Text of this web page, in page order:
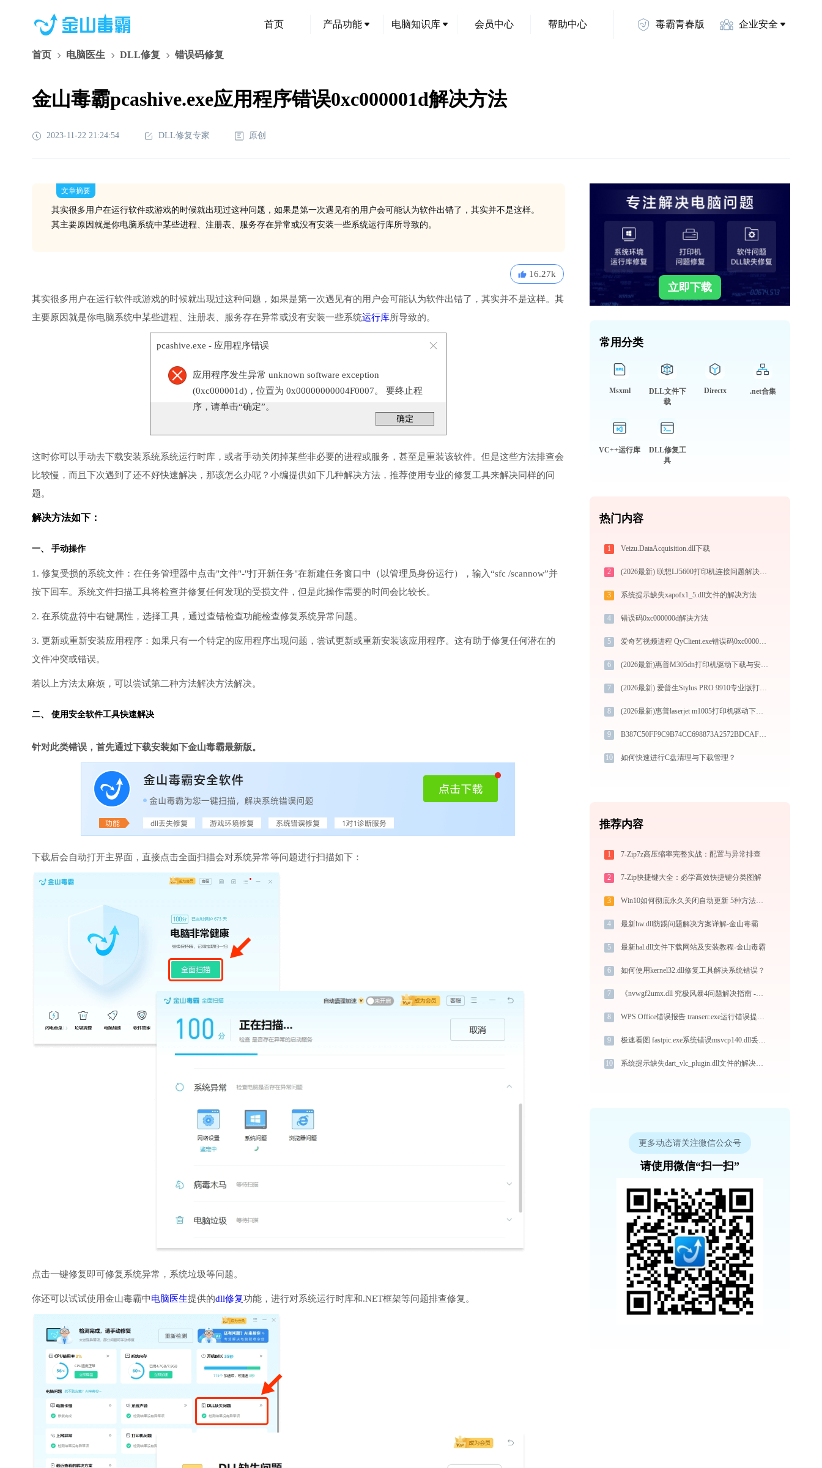
首页 产品功能 电脑知识库 会员中心 帮助中心 毒霸青春版 企业安全
首页 电脑医生 DLL修复 错误码修复
金山毒霸pcashive.exe应用程序错误0xc000001d解决方法
2023-11-22 21:24:54 DLL修复专家 原创
文章摘要
其实很多用户在运行软件或游戏的时候就出现过这种问题，如果是第一次遇见有的用户会可能认为软件出错了，其实并不是这样。
其主要原因就是你电脑系统中某些进程、注册表、服务存在异常或没有安装一些系统运行库所导致的。
16.27k
其实很多用户在运行软件或游戏的时候就出现过这种问题，如果是第一次遇见有的用户会可能认为软件出错了，其实并不是这样。其
主要原因就是你电脑系统中某些进程、注册表、服务存在异常或没有安装一些系统运行库所导致的。
pcashive.exe - 应用程序错误
应用程序发生异常 unknown software exception
(0xc000001d)，位置为 0x00000000004F0007。 要终止程
序，请单击“确定”。
这时你可以手动去下载安装系统系统运行时库，或者手动关闭掉某些非必要的进程或服务，甚至是重装该软件。但是这些方法排查会
比较慢，而且下次遇到了还不好快速解决，那该怎么办呢？小编提供如下几种解决方法，推荐使用专业的修复工具来解决同样的问
题。
解决方法如下：
一、 手动操作
1. 修复受损的系统文件：在任务管理器中点击"文件"-"打开新任务"在新建任务窗口中（以管理员身份运行），输入“sfc /scannow”并
按下回车。系统文件扫描工具将检查并修复任何发现的受损文件，但是此操作需要的时间会比较长。
2. 在系统盘符中右键属性，选择工具，通过查错检查功能检查修复系统异常问题。
3. 更新或重新安装应用程序：如果只有一个特定的应用程序出现问题，尝试更新或重新安装该应用程序。这有助于修复任何潜在的
文件冲突或错误。
若以上方法太麻烦，可以尝试第二种方法解决方法解决。
二、 使用安全软件工具快速解决
针对此类错误，首先通过下载安装如下金山毒霸最新版。
下载后会自动打开主界面，直接点击全面扫描会对系统异常等问题进行扫描如下：
点击一键修复即可修复系统异常，系统垃圾等问题。
你还可以试试使用金山毒霸中电脑医生提供的dll修复功能，进行对系统运行时库和.NET框架等问题排查修复。
立即下载
常用分类
Msxml
DLL文件下
载
Directx .net合集
VC++运行库
DLL修复工
具
热门内容
1 Veizu.DataAcquisition.dll下载
2 (2026最新) 联想LJ5600打印机连接问题解决方法 -金山毒霸
3 系统提示缺失xapofx1_5.dll文件的解决方法
4 错误码0xc000000d解决方法
5 爱奇艺视频进程 QyClient.exe错误码0xc000007b处理办法
6 (2026最新)惠普M305dn打印机驱动下载与安装教程：新手也能轻松搞定
7 (2026最新) 爱普生Stylus PRO 9910专业版打印机连接指南-金山毒霸
8 (2026最新)惠普laserjet m1005打印机驱动下载安装步骤详细解析（官方64/32位支持）
9 B387C50FF9C9B74CC698873A2572BDCAFF652970.dll下载
10 如何快速进行C盘清理与下载管理？
推荐内容
1 7-Zip7z高压缩率完整实战：配置与异常排查
2 7-Zip快捷键大全：必学高效快捷键分类图解
3 Win10如何彻底永久关闭自动更新 5种方法教你永久关闭win10自动更新
4 最新hw.dll防踢问题解决方案详解-金山毒霸
5 最新hal.dll文件下载网站及安装教程-金山毒霸
6 如何使用kernel32.dll修复工具解决系统错误？
7 《nvwgf2umx.dll 究极风暴4问题解决指南 -金山毒霸》
8 WPS Office错误报告 transerr.exe运行错误提示0xc000000d的解决办法
9 极速看图 fastpic.exe系统错误msvcp140.dll丢失如何解决
10 系统提示缺失dart_vlc_plugin.dll文件的解决方法
更多动态请关注微信公众号
请使用微信“扫一扫”